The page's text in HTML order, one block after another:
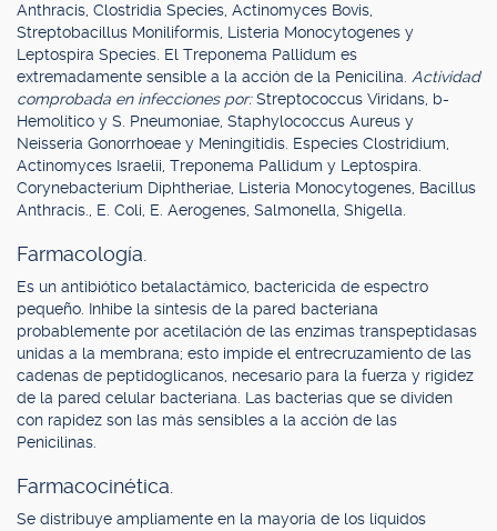
Anthracis, Clostridia Species, Actinomyces Bovis,
Streptobacillus Moniliformis, Listeria Monocytogenes y
Leptospira Species. El Treponema Pallidum es
extremadamente sensible a la acción de la Penicilina. Actividad
comprobada en infecciones por:Streptococcus Viridans, b-
Hemolítico y S. Pneumoniae, Staphylococcus Aureus y
Neisseria Gonorrhoeae y Meningitidis. Especies Clostridium,
Actinomyces Israelii, Treponema Pallidum y Leptospira.
Corynebacterium Diphtheriae, Listeria Monocytogenes, Bacillus
Anthracis., E. Coli, E. Aerogenes, Salmonella, Shigella.
Farmacología.
Es un antibiótico betalactámico, bactericida de espectro
pequeño. Inhibe la síntesis de la pared bacteriana
probablemente por acetilación de las enzimas transpeptidasas
unidas a la membrana; esto impide el entrecruzamiento de las
cadenas de peptidoglicanos, necesario para la fuerza y rigidez
de la pared celular bacteriana. Las bacterias que se dividen
con rapidez son las más sensibles a la acción de las
Penicilinas.
Farmacocinética.
Se distribuye ampliamente en la mayoría de los líquidos